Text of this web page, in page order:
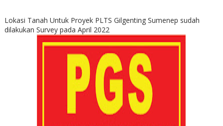
Lokasi Tanah Untuk Proyek PLTS Gilgenting Sumenep sudah
dilakukan Survey pada April 2022